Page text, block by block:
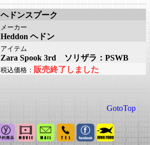
ヘドンスプーク
メーカー
Heddon ヘドン
アイテム
Zara Spook 3rd ソリザラ：PSWB
税込価格： 販売終了しました
GotoTop